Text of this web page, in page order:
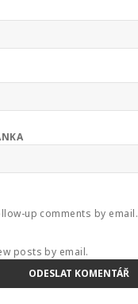
up comments by email.
posts by email.